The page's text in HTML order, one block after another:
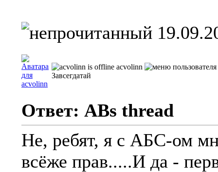
acvolinn
Завсегдатай
Ответ: ABs thread
Не, ребят, я с АБС-ом
всёже прав.....И да -